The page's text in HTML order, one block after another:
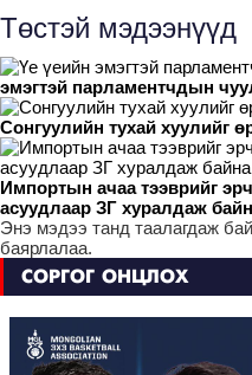
Төстэй мэдээнүүд
эмэгтэй парламентчдын
Сонгуулийн тухай хуулийг
Импортын ачаа тээврийг
асуудлаар ЗГ хуралдаж
Энэ мэдээ танд таалагдаж
баярлалаа.
СОРГОГ ОНЦЛОХ